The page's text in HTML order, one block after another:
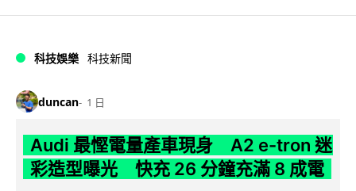
科技娛樂 科技新聞
duncan 1 日
Audi 最慳電量產車現身 A2 e-tron 迷
彩造型曝光 快充 26 分鐘充滿 8 成電